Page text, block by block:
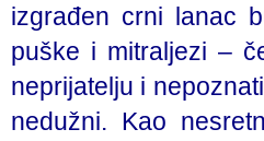
izgrađen crni lanac
puške i mitraljezi –
neprijatelju i
nedužni. Kao